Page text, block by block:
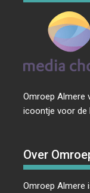
Omroep Almere
icoontje voor de
Over
Omroep Almere